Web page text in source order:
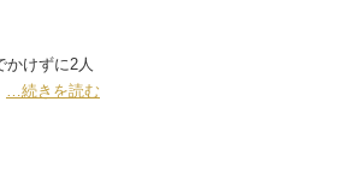
けずに2人
外ブランドの
…続きを読む